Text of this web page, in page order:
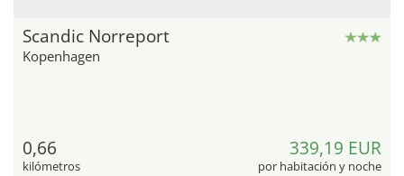
Scandic Norreport
Kopenhagen
0,66
kilómetros
339,19 EUR
por habitación y noche